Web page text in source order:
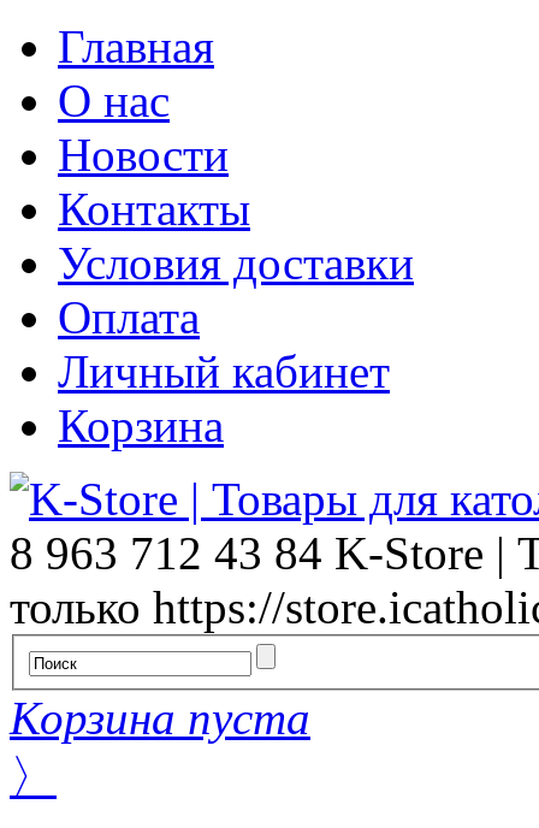
Главная
О нас
Новости
Контакты
Условия доставки
Оплата
Личный кабинет
Корзина
8 963 712 43 84 K-Store |
только https://
Корзина пуста
〉